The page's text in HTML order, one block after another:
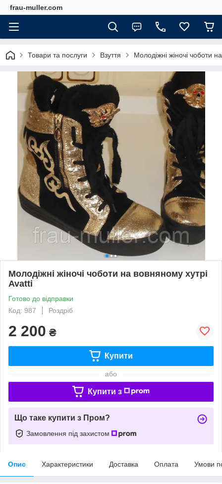
frau-muller.com
Товари та послуги Взуття Молодіжні жіночі чоботи
Молодіжні жіночі чоботи на вовняному хутрі
Avatti
Готово до відправки
Код: 987
Роздріб
2 200 ₴
Купити
або
Купити з
Що таке купити з Пром?
Замовлення під захистом
Опис Характеристики Доставка Оплата Умови